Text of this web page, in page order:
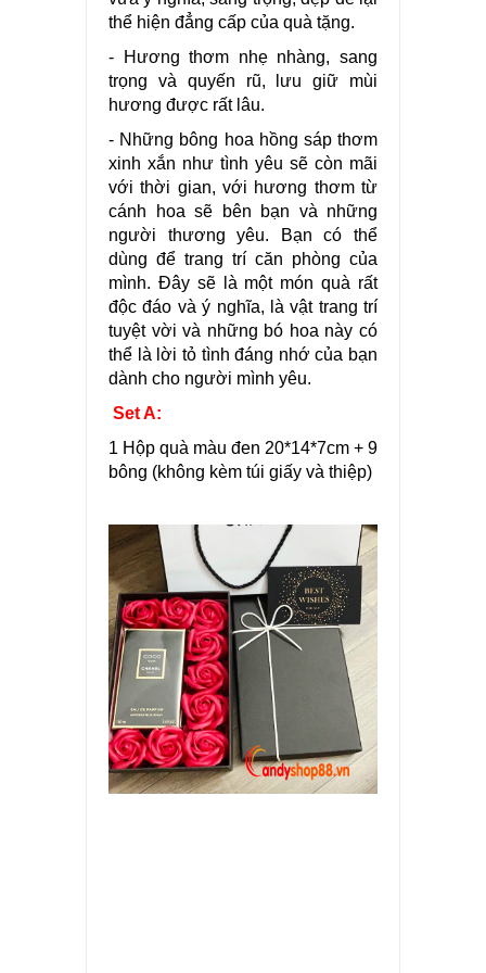
thể hiện đẳng cấp của quà tặng.
- Hương thơm nhẹ nhàng, sang
trọng và quyến rũ, lưu giữ mùi
hương được rất lâu.
- Những bông hoa hồng sáp thơm
xinh xắn như tình yêu sẽ còn mãi
với thời gian, với hương thơm từ
cánh hoa sẽ bên bạn và những
người thương yêu. Bạn có thể
dùng để trang trí căn phòng của
mình. Đây sẽ là một món quà rất
độc đáo và ý nghĩa, là vật trang trí
tuyệt vời và những bó hoa này có
thể là lời tỏ tình đáng nhớ của bạn
dành cho người mình yêu.
Set A:
1 Hộp quà màu đen 20*14*7cm + 9
bông (không kèm túi giấy và thiệp)